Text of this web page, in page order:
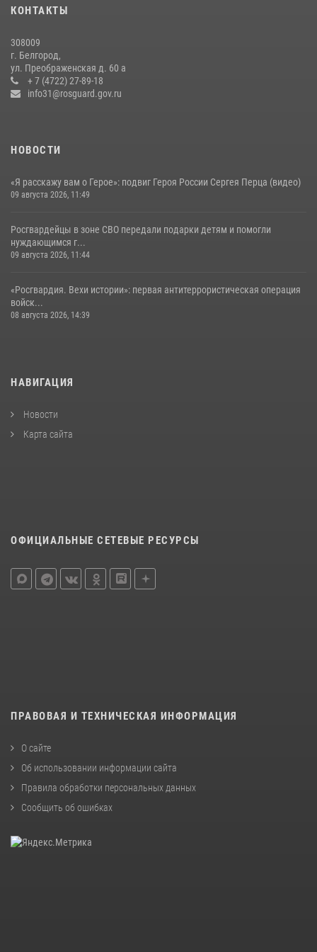
Росгвардейцы провели урок безопасности для воспитанников
Старооскольского военно-патриотического клуба
10 июля 2026, 06:30
КОНТАКТЫ
308009
г. Белгород,
ул. Преображенская д. 60 а
+ 7 (4722) 27-89-18
info31@rosguard.gov.ru
НОВОСТИ
«Я расскажу вам о Герое»: подвиг Героя России Сергея Перца (видео)
09 августа 2026, 11:49
Росгвардейцы в зоне СВО передали подарки детям и помогли
нуждающимся г...
09 августа 2026, 11:44
«Росгвардия. Вехи истории»: первая антитеррористическая операция
войск...
08 августа 2026, 14:39
НАВИГАЦИЯ
Новости
Карта сайта
ОФИЦИАЛЬНЫЕ СЕТЕВЫЕ РЕСУРСЫ
ПРАВОВАЯ И ТЕХНИЧЕСКАЯ ИНФОРМАЦИЯ
О сайте
Об использовании информации сайта
Правила обработки персональных данных
Сообщить об ошибках